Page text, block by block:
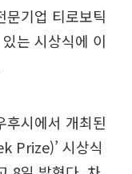
문기업 티로보틱
는 시상식에 이
후시에서 개최된
Prize)’ 시상식